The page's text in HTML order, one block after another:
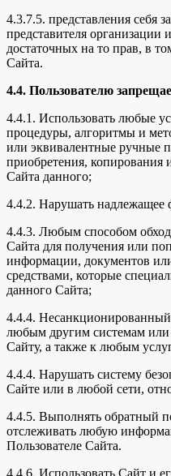
4.3.7.5. представления себя
представителя организации
достаточных на то прав, в
Сайта.
4.4. Пользователю
4.4.1. Использовать любые
процедуры, алгоритмы и
или эквивалентные ручные
приобретения, копирования
Сайта данного;
4.4.2. Нарушать надлежащее
4.4.3. Любым способом
Сайта для получения или
информации, документов
средствами, которые
данного Сайта;
4.4.4.
любым другим системам
Сайту, а также к любым
4.4.4. Нарушать систему
Сайте или в любой сети,
4.4.5. Выполнять обратный
отслеживать любую
Пользователе Сайта.